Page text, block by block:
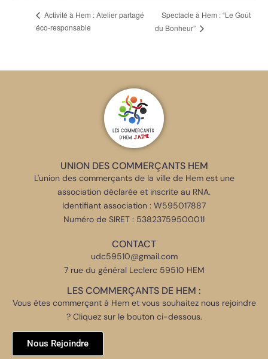
Activité à Hem : Atelier partagé
éco-responsable
Spectacle à Hem : “Le Goût
du Bonheur”
UNION DES COMMERÇANTS HEM
L'union des commerçants de la ville de Hem est une
association déclarée et inscrite au RNA.
Identifiant association : W595017887
Numéro de SIRET : 53823759500011
CONTACT
udc59510@gmail.com
7 rue du général Leclerc 59510 HEM
LES COMMERÇANTS DE HEM :
Vous êtes commerçant à Hem et vous souhaitez nous rejoindre
? Cliquez sur le bouton ci-dessous.
Nous Rejoindre